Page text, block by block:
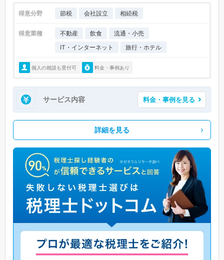
得意分野 節税 会社設立 相続税
得意業種 不動産 飲食
流通・小売
IT・インターネット
旅行・ホテル
個人の相談も受付可 料金・事例あり
サービス内容 料金・事例を見る
詳細を見る